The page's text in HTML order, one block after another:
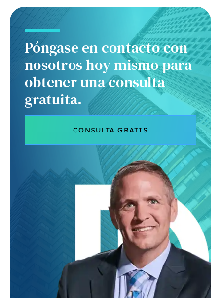
Póngase en contacto con
nosotros hoy mismo para
obtener una consulta
gratuita.
CONSULTA GRATIS